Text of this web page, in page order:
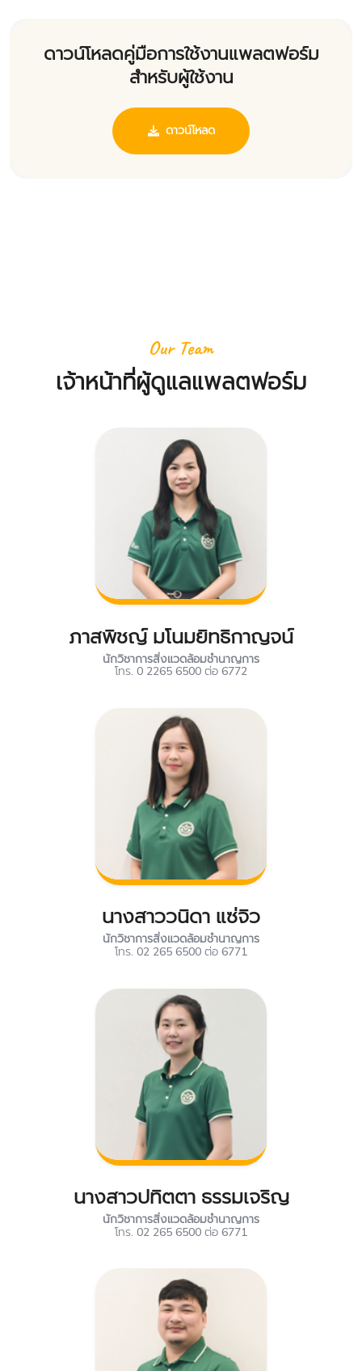
ดาวน์โหลดคู่มือการใช้งานแพลตฟอร์ม
สำหรับผู้ใช้งาน
ดาวน์โหลด
Our Team
เจ้าหน้าที่ผู้ดูแลแพลตฟอร์ม
ภาสพิชญ์ มโนมยิทธิกาญจน์
นักวิชาการสิ่งแวดล้อมชำนาญการ
โทร. 0 2265 6500 ต่อ 6772
นางสาววนิดา แซ่จิว
นักวิชาการสิ่งแวดล้อมชำนาญการ
โทร. 02 265 6500 ต่อ 6771
นางสาวปทิตตา ธรรมเจริญ
นักวิชาการสิ่งแวดล้อมชำนาญการ
โทร. 02 265 6500 ต่อ 6771